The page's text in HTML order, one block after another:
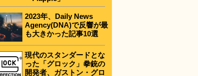
2023年、Daily News
Agency(DNA)で反響が最
も大きかった記事10選
現代のスタンダードとな
った「グロック」拳銃の
開発者、ガストン・グロ